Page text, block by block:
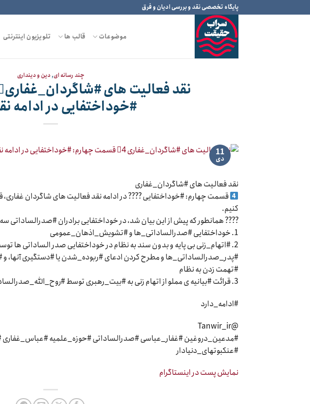
to
پایگاه تخصصی نقد و بررسی ادیان و فرق
موضوعات قالب ها تلویزیون اینترنتی
چند رسانه ای,دین و دینداری
#خوداختفایی در ادامه
11
دی
نقد فعالیت های #شاگردان_غفاری
قسمت چهارم: #خوداختفایی ???? در ادامه نقد فعالیت های شاگردان غفاری،
کنیم.
???? همانطور که پیش از این بیان شد، در خوداختفایی برادران #صدرالساداتی
1. خوداختفایی #صدرالساداتی_ها و #تشویش_اذهان_عمومی
2. #اتهام_زنی بی پایه و بدون سند به نظام در خوداختفایی صدر الساداتی ها
#پدر_صدرالساداتی_ها و مطرح کردن ادعای #ربوده_شدن یا #دستگیری آنها،
#تهمت زدن به نظام
3. قرائت #بیانیه ی مملو از اتهام زنی به #بیت_رهبری توسط #روح_الله_صدرالساداتی
#ادامه_دارد
@Tanwir_ir
#مدعین_دروغین #غفار_عباسی #صدرالساداتی #حوزه_علمیه #عباس_غفاری
#عنکبوتهای_دنیادار
نمایش پست در اینستاگرام